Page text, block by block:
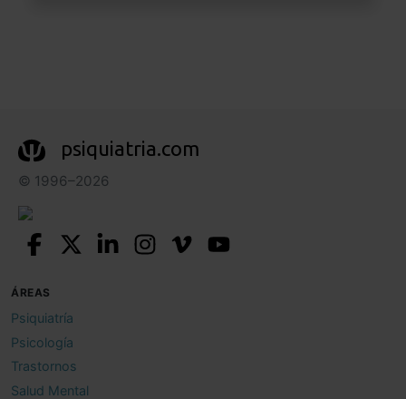
psiquiatria.com
© 1996–2026
ÁREAS
Psiquiatría
Psicología
Trastornos
Salud Mental